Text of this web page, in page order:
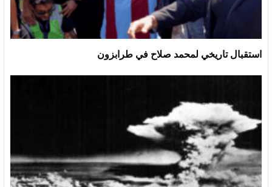
استقبال تاريخي لمحمد صلاح في طرابزون